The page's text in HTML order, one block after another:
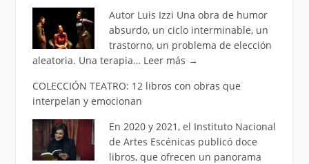
Autor Luis Izzi Una obra de humor
absurdo, un ciclo interminable, un
trastorno, un problema de elección
aleatoria. Una terapia… Leer más →
COLECCIÓN TEATRO: 12 libros con obras que
interpelan y emocionan
En 2020 y 2021, el Instituto Nacional
de Artes Escénicas publicó doce
libros, que ofrecen un panorama